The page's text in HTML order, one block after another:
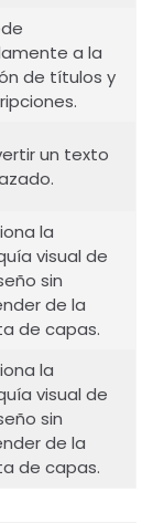
a la
de títulos y
un texto
la
visual de
sin
de la
de capas.
la
visual de
sin
de la
de capas.